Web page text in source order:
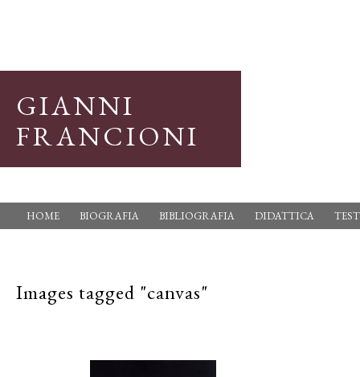
GIANNI
FRANCIONI
HOME BIOGRAFIA BIBLIOGRAFIA DIDATTICA
Images tagged "canvas"